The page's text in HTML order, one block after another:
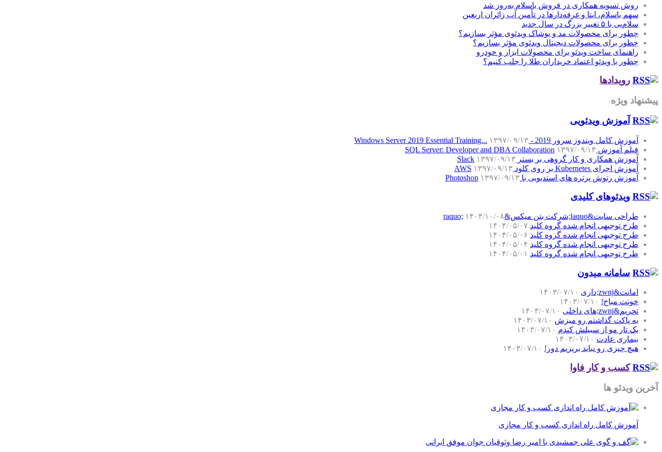
روش تسویه همکاری در فروش باسلام به‌روز شد
سهم باسلام، ایتا و غرفه‌دارها در تأمین آب زائران اربعین
سلام‌پی با ۵ تغییر بزرگ در سال جدید
چطور برای محصولات مد و پوشاک ویدئوی مؤثر بسازیم؟
چطور برای محصولات دیجیتال ویدئوی مؤثر بسازیم؟
راهنمای ساخت ویدئو برای محصولات ابزار و خودرو
چطور با ویدئو اعتماد خریداران طلا را جلب کنیم؟
رویدادها
پیشنهاد ویژه
آموزش‌ ویدئویی
آموزش کامل ویندوز سرور 2019 - Windows Server 2019 Essential Training...
۱۳۹۷/۰۹/۱۳
فیلم آموزش SQL Server: Developer and DBA Collaboration ۱۳۹۷/۰۹/۱۳
آموزش همکاری و کار گروهی بر بستر Slack ۱۳۹۷/۰۹/۱۳
آموزش اجرای Kubernetes بر روی کلود AWS
۱۳۹۷/۰۹/۱۳
آموزش رتوش پرتره های استدیویی با Photoshop ۱۳۹۷/۰۹/۱۳
ویدئوهای کلیدی
طراحی سایت&laquo;شرکت بتن میکس&raquo;
۱۴۰۴/۱۰/۰۸
طرح توجیهی انجام شده گروه کلید ۱۴۰۴/۰۵/۰۷
طرح توجیهی انجام شده گروه کلید ۱۴۰۴/۰۵/۰۶
طرح توجیهی انجام شده گروه کلید ۱۴۰۴/۰۵/۰۴
طرح توجیهی انجام شده گروه کلید ۱۴۰۴/۰۵/۰۱
سامانه میدون
امانت&zwnj;داری
۱۴۰۳/۰۷/۱۰
خونت مباح! ۱۴۰۳/۰۷/۱۰
تحریم&zwnj;های داخلی
۱۴۰۳/۰۷/۱۰
یه پاکت گذاشتم رو میزش ۱۴۰۳/۰۷/۱۰
یک تار مو از سبیلش کندم ۱۴۰۳/۰۷/۱۰
بیماری عادت ۱۴۰۳/۰۷/۱۰
هیچ چیزی رو نباید بریزیم دور! ۱۴۰۳/۰۷/۱۰
کسب و کار فاوا
آخرین ویدئو ها
آموزش کامل راه اندازی کسب و کار مجازی